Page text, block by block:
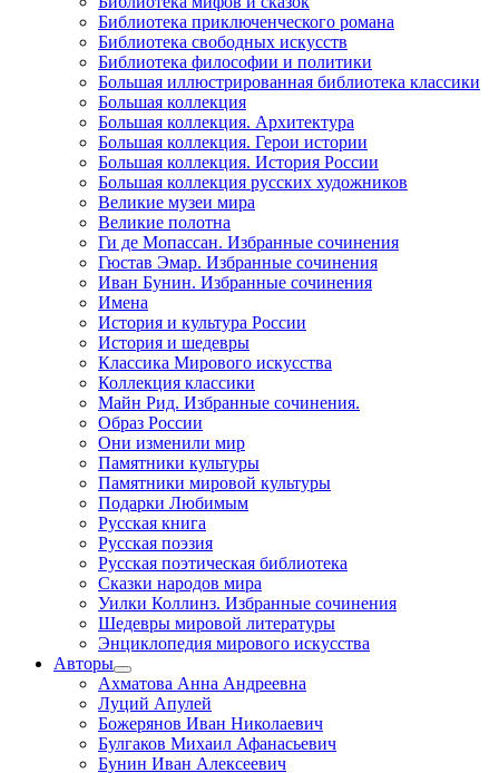
Библиотека приключенческого романа
Библиотека свободных искусств
Библиотека философии и политики
Большая иллюстрированная библиотека классики
Большая коллекция
Большая коллекция. Архитектура
Большая коллекция. Герои истории
Большая коллекция. История России
Большая коллекция русских художников
Великие музеи мира
Великие полотна
Ги де Мопассан. Избранные сочинения
Гюстав Эмар. Избранные сочинения
Иван Бунин. Избранные сочинения
Имена
История и культура России
История и шедевры
Классика Мирового искусства
Коллекция классики
Майн Рид. Избранные сочинения.
Образ России
Они изменили мир
Памятники культуры
Памятники мировой культуры
Подарки Любимым
Русская книга
Русская поэзия
Русская поэтическая библиотека
Сказки народов мира
Уилки Коллинз. Избранные сочинения
Шедевры мировой литературы
Энциклопедия мирового искусства
Авторы
Ахматова Анна Андреевна
Луций Апулей
Божерянов Иван Николаевич
Булгаков Михаил Афанасьевич
Бунин Иван Алексеевич